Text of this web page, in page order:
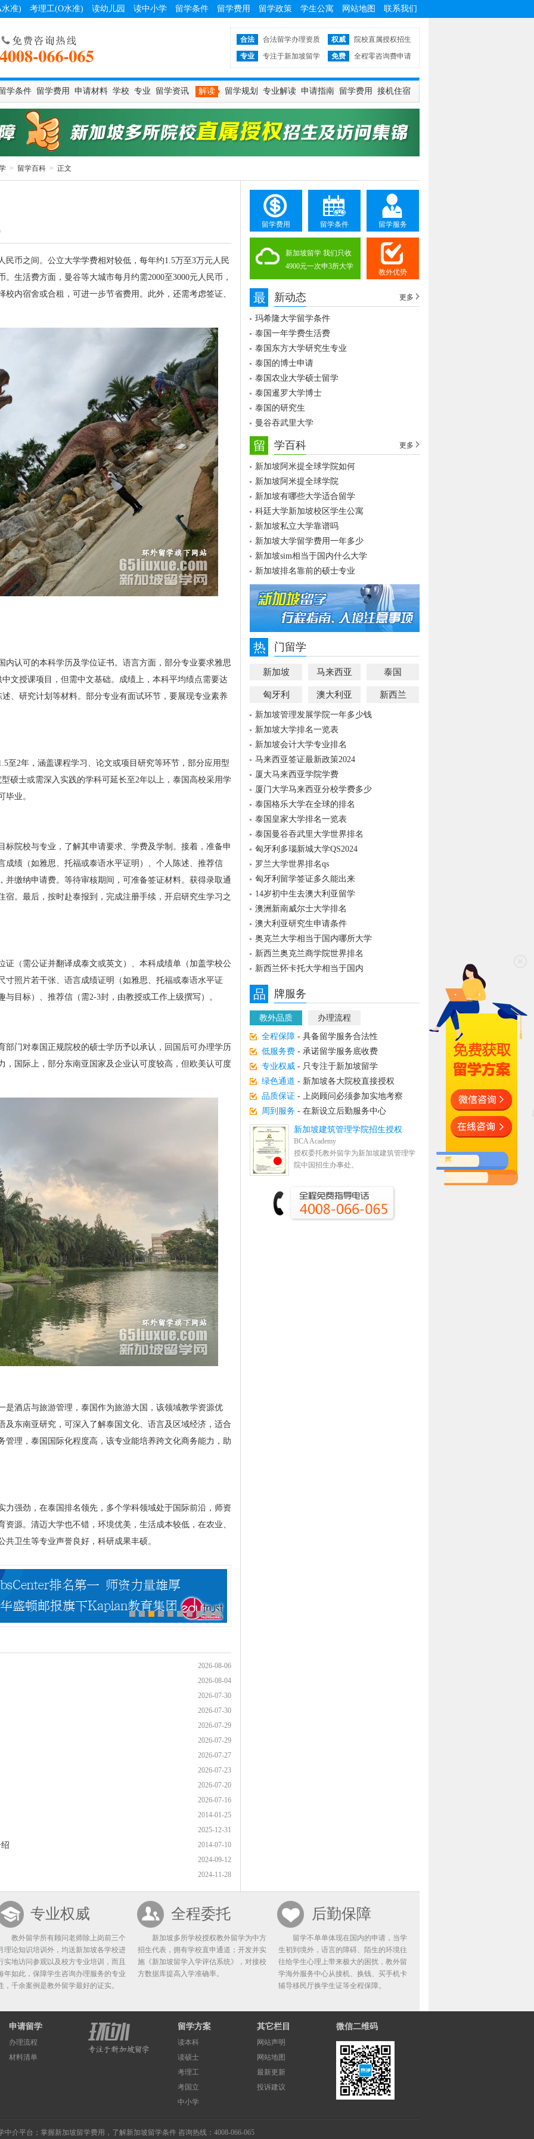
准) 考理工(O水准) 读幼儿园 读中小学 留学条件 留学费用 留学政策 学生公寓 网站地图 联系我们
合法 合法留学办理资质 权威
院校直属授权招生
专业
专注于新加坡留学 免费 全程零咨询费申请
学条件 留学费用 申请材料 学校 专业 留学资讯 解读 留学规划 专业解读 申请指南 留学费用 接机住宿
> 留学百科 > 正文
民币之间。公立大学学费相对较低，每年约1.5万至3万元人民
生活费方面，曼谷等大城市每月约需2000至3000元人民币，
内宿舍或合租，可进一步节省费用。此外，还需考虑签证、
内认可的本科学历及学位证书。语言方面，部分专业要求雅思
文授课项目，但需中文基础。成绩上，本科平均绩点需要达
、研究计划等材料。部分专业有面试环节，要展现专业素养
至2年，涵盖课程学习、论文或项目研究等环节，部分应用型
硕士或需深入实践的学科可延长至2年以上，泰国高校采用学
毕业。
标院校与专业，了解其申请要求、学费及学制。接着，准备申
成绩（如雅思、托福或泰语水平证明）、个人陈述、推荐信
并缴纳申请费。等待审核期间，可准备签证材料。获得录取通
宿。最后，按时赴泰报到，完成注册手续，开启研究生学习之
证（需公证并翻译成泰文或英文）、本科成绩单（加盖学校公
寸照片若干张、语言成绩证明（如雅思、托福或泰语水平证
目标）、推荐信（需2-3封，由教授或工作上级撰写）。
部门对泰国正规院校的硕士学历予以承认，回国后可办理学历
，国际上，部分东南亚国家及企业认可度较高，但欧美认可度
是酒店与旅游管理，泰国作为旅游大国，该领域教学资源优
及东南亚研究，可深入了解泰国文化、语言及区域经济，适合
管理，泰国国际化程度高，该专业能培养跨文化商务能力，助
力强劲，在泰国排名领先，多个学科领域处于国际前沿，师资
源。清迈大学也不错，环境优美，生活成本较低，在农业、
卫生等专业声誉良好，科研成果丰硕。
2026-08-06
2026-08-04
2026-07-30
2026-07-30
2026-07-29
2026-07-29
2026-07-27
2026-07-23
2026-07-20
2026-07-16
2014-01-25
2025-12-31
2014-07-10
2024-09-12
2024-11-28
留学费用 留学条件 留学服务
新加坡留学 我们只收
4900元一次申3所大学
教外优势
最 新动态 更多
玛希隆大学留学条件
泰国一年学费生活费
泰国东方大学研究生专业
泰国的博士申请
泰国农业大学硕士留学
泰国暹罗大学博士
泰国的研究生
曼谷吞武里大学
留 学百科 更多
新加坡阿米提全球学院如何
新加坡阿米提全球学院
新加坡有哪些大学适合留学
科廷大学新加坡校区学生公寓
新加坡私立大学靠谱吗
新加坡大学留学费用一年多少
新加坡sim相当于国内什么大学
新加坡排名靠前的硕士专业
热 门留学
新加坡 马来西亚 泰国
匈牙利 澳大利亚 新西兰
新加坡管理发展学院一年多少钱
新加坡大学排名一览表
新加坡会计大学专业排名
马来西亚签证最新政策2024
厦大马来西亚学院学费
厦门大学马来西亚分校学费多少
泰国格乐大学在全球的排名
泰国皇家大学排名一览表
泰国曼谷吞武里大学世界排名
匈牙利多瑙新城大学QS2024
罗兰大学世界排名qs
匈牙利留学签证多久能出来
14岁初中生去澳大利亚留学
澳洲新南威尔士大学排名
澳大利亚研究生申请条件
奥克兰大学相当于国内哪所大学
新西兰奥克兰商学院世界排名
新西兰怀卡托大学相当于国内
品 牌服务
教外品质 办理流程
全程保障 - 具备留学服务合法性
低服务费 - 承诺留学服务底收费
专业权威 - 只专注于新加坡留学
绿色通道 - 新加坡各大院校直接授权
品质保证 - 上岗顾问必须参加实地考察
周到服务 - 在新设立后勤服务中心
专业权威
外留学所有顾问老师除上岗前三个
理论知识培训外，均送新加坡各学校进
实地访问参观以及校方专业培训，而且
年如此，保障学生咨询办理服务的专业
，千余案例是教外留学最好的证实。
全程委托
新加坡多所学校授权教外留学为中方
招生代表，拥有学校直申通道；开发并实
施《新加坡留学入学评估系统》，对接校
方数据库提高入学准确率。
后勤保障
留学不单单体现在国内的申请，当学
生初到境外，语言的障碍、陌生的环境往
往给学生心理上带来极大的困扰，教外留
学海外服务中心从接机、换钱、买手机卡
辅导移民厅换学生证等全程保障。
申请留学
办理流程
材料清单
留学方案
读本科
读硕士
考理工
考国立
中小学
其它栏目
网站声明
网站地图
最新更新
投诉建议
微信二维码
中介平台；掌握新加坡留学费用 ，了解新加坡留学条件 咨询热线：4008-066-065